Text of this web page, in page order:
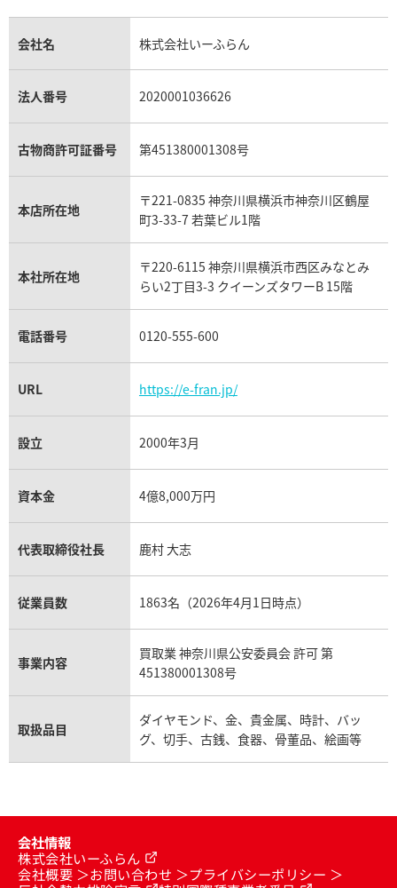
タンゴロ RT39S
格
27日時点の参考買取価格で
ブルガリ レッタンゴロ RTC
参考買取価格
※2025年1月27日時点の参考
金貨買取
貴金属買取
銀・シルバー買取
パラジウム買取
トパーズ買取
タンザナイト買取
キャッツアイ買取
アクアマリン買取
パテック フィリップノーチラス買取
ヴァシュロン・コンスタンタン買取
オメガ買取
カルティエ買取
フランク ミュラー買取
リシャール・ミル買取
パネライ買取
チューダー（チュードル）買取
シャネル マトラッセ買取
セリーヌ買取
プラダ買取
ショーメ買取
ダミアーニ買取
モーブッサン買取
会社名 株式会社いーふらん
法人番号 2020001036626
古物商許可証番号 第451380001308号
本店所在地
〒221-0835 神奈川県横浜市神奈川区鶴屋
町3-33-7 若葉ビル1階
本社所在地
〒220-6115 神奈川県横浜市西区みなとみ
らい2丁目3-3 クイーンズタワーB 15階
電話番号 0120-555-600
URL https://e-fran.jp/
設立 2000年3月
資本金 4億8,000万円
代表取締役社長 鹿村 大志
従業員数 1863名（2026年4月1日時点）
事業内容
買取業 神奈川県公安委員会 許可 第
451380001308号
取扱品目
ダイヤモンド、金、貴金属、時計、バッ
グ、切手、古銭、食器、骨董品、絵画等
会社情報
株式会社いーふらん
会社概要
お問い合わせ
プライバシーポリシー